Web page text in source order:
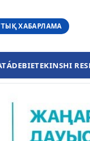
ХАБАРЛАМА
ÁDEBIETEKINSHI